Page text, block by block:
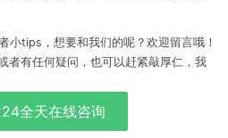
小tips，想要和我们的呢？欢迎留言哦！
者有任何疑问，也可以赶紧敲厚仁，我
全天在线咨询